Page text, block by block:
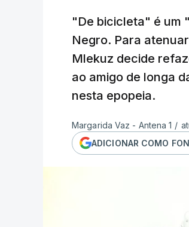
"De bicicleta" é um
Negro. Para
Mlekuz decide
ao amigo de longa
nesta epopeia.
Margarida Vaz - Antena 1 /
ADICIONAR COMO